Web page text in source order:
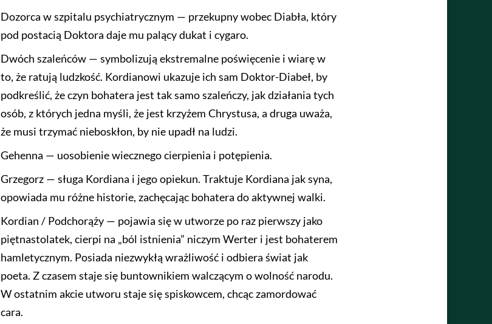
Dozorca w szpitalu psychiatrycznym — przekupny wobec Diabła, który
pod postacią Doktora daje mu palący dukat i cygaro.
Dwóch szaleńców — symbolizują ekstremalne poświęcenie i wiarę w
to, że ratują ludzkość. Kordianowi ukazuje ich sam Doktor-Diabeł, by
podkreślić, że czyn bohatera jest tak samo szaleńczy, jak działania tych
osób, z których jedna myśli, że jest krzyżem Chrystusa, a druga uważa,
że musi trzymać nieboskłon, by nie upadł na ludzi.
Gehenna — uosobienie wiecznego cierpienia i potępienia.
Grzegorz — sługa Kordiana i jego opiekun. Traktuje Kordiana jak syna,
opowiada mu różne historie, zachęcając bohatera do aktywnej walki.
Kordian / Podchorąży — pojawia się w utworze po raz pierwszy jako
piętnastolatek, cierpi na „ból istnienia” niczym Werter i jest bohaterem
hamletycznym. Posiada niezwykłą wrażliwość i odbiera świat jak
poeta. Z czasem staje się buntownikiem walczącym o wolność narodu.
W ostatnim akcie utworu staje się spiskowcem, chcąc zamordować
cara.